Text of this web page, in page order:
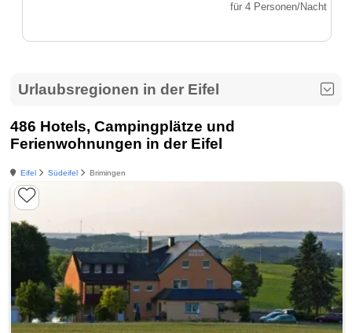
für 4 Personen/Nacht
Urlaubsregionen in der Eifel
486 Hotels, Campingplätze und
Ferienwohnungen in der Eifel
Eifel Südeifel Brimingen